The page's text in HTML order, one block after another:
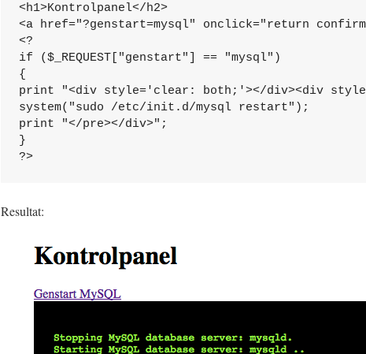
<h1>Kontrolpanel</h2>
<a href="?genstart=mysql" onclick="return
<?
if ($_REQUEST["genstart"] == "mysql")
{
print "<div style='clear: both;'></div><div
system("sudo /etc/init.d/mysql restart");
print "</pre></div>";
}
?>
Resultat: